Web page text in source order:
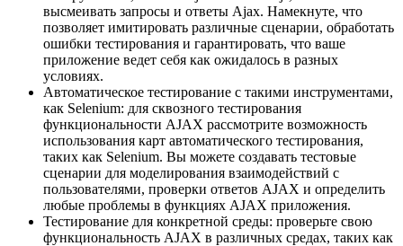
высмеивать запросы и ответы Ajax. Намекнуте, что
позволяет имитировать различные сценарии, обработать
ошибки тестирования и гарантировать, что ваше
приложение ведет себя как ожидалось в разных
условиях.
Автоматическое тестирование с такими инструментами,
как Selenium: для сквозного тестирования
функциональности AJAX рассмотрите возможность
использования карт автоматического тестирования,
таких как Selenium. Вы можете создавать тестовые
сценарии для моделирования взаимодействий с
пользователями, проверки ответов AJAX и определить
любые проблемы в функциях AJAX приложения.
Тестирование для конкретной среды: проверьте свою
функциональность AJAX в различных средах, таких как